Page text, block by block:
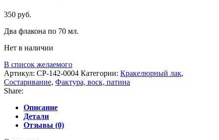
350 руб.
Два флакона по 70 мл.
Нет в наличии
В список желаемого
Артикул: CP-142-0004 Категории: Кракелюрный лак,
Состаривание, Фактура, воск, патина
Share:
Описание
Детали
Отзывы (0)